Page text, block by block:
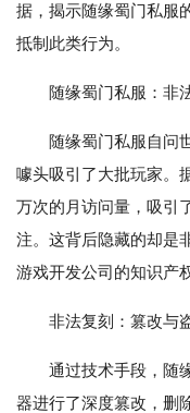
据，揭示随缘蜀门私服
抵制此类行为。
随缘蜀门私服：非
随缘蜀门私服自问
噱头吸引了大批玩家。
万次的月访问量，吸引
注。这背后隐藏的却是
游戏开发公司的知识产权
非法复刻：篡改与
通过技术手段，随
器进行了深度篡改，删